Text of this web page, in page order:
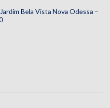
Bela Vista Nova Odessa –